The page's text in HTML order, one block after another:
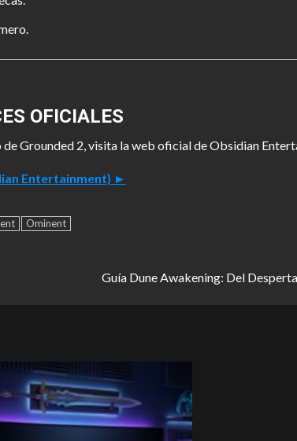
OFICIALES
Grounded 2, visita la web oficial de Obsidian
Entertainment) ►
Ominent
Guía Dune Awakening: Del